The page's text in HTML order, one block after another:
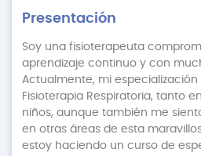
Presentación
Soy una fisioterapeuta
aprendizaje continuo y con
Actualmente, mi
Fisioterapia Respiratoria, tanto
niños, aunque también me
en otras áreas de esta
estoy haciendo un curso de